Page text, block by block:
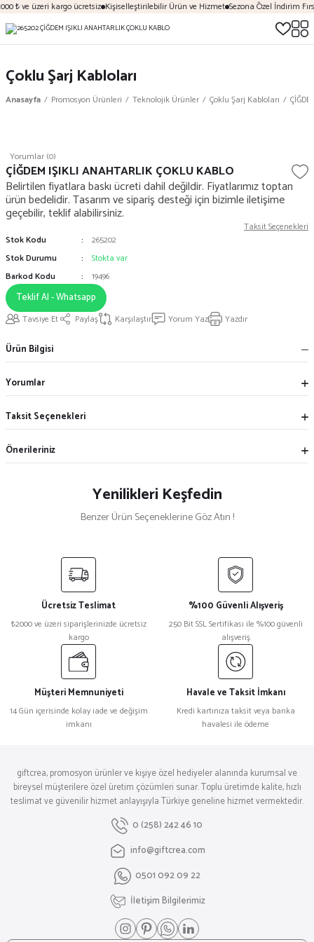
₺ ve üzeri kargo ücretsiz Kişiselleştirilebilir Ürün ve Hizmet Sezona Özel İndirim
Çoklu Şarj Kabloları
Anasayfa Promosyon Ürünleri Teknolojik Ürünler Çoklu Şarj Kabloları
Yorumlar (0)
ÇİĞDEM IŞIKLI ANAHTARLIK ÇOKLU KABLO
Belirtilen fiyatlara baskı ücreti dahil değildir. Fiyatlarımız toptan
ürün bedelidir. Tasarım ve sipariş desteği için bizimle iletişime
geçebilir, teklif alabilirsiniz.
Taksit Seçenekleri
Stok Kodu
265202
Stok Durumu
Stokta var
Barkod Kodu
19496
Teklif Al - Whatsapp
Tavsiye Et Paylaş Karşılaştır Yorum Yaz Yazdır
Ürün Bilgisi
Yorumlar
Taksit Seçenekleri
Önerileriniz
Yenilikleri Keşfedin
Benzer Ürün Seçeneklerine Göz Atın !
LEYLAK SİYAH KUTULU ÇOKLU KABLO
ARDIÇ SİYAH SEYAHAT ADAPTÖRÜ
₺ 2.580,00
Ücretsiz Teslimat
₺2000 ve üzeri siparişlerinizde ücretsiz
kargo
%100 Güvenli Alışveriş
250 Bit SSL Sertifikası ile %100 güvenli
alışveriş
Müşteri Memnuniyeti
14 Gün içerisinde kolay iade ve değişim
imkanı
Havale ve Taksit İmkanı
Kredi kartınıza taksit veya banka
havalesi ile ödeme
giftcrea, promosyon ürünler ve kişiye özel hediyeler alanında kurumsal ve
bireysel müşterilere özel üretim çözümleri sunar. Toplu üretimde kalite, hızlı
teslimat ve güvenilir hizmet anlayışıyla Türkiye geneline hizmet vermektedir.
0 (258) 242 46 10
info@giftcrea.com
0501 092 09 22
İletişim Bilgilerimiz